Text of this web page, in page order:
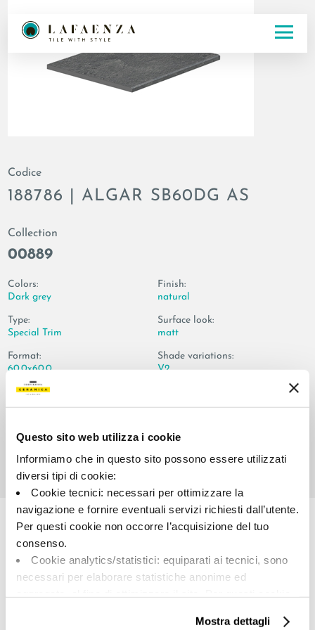
Questo sito web utilizza i cookie
Informiamo che in questo sito possono essere utilizzati
diversi tipi di cookie:
Cookie tecnici: necessari per ottimizzare la
navigazione e fornire eventuali servizi richiesti dall’utente.
Per questi cookie non occorre l’acquisizione del tuo
consenso.
Cookie analytics/statistici: equiparati ai tecnici, sono
necessari per elaborare statistiche anonime ed
Cookie di profilazione/marketing: sono utilizzati, solo
Mostra dettagli
Codice
188786 | ALGAR SB60DG AS
Collection
00889
Colors:
Dark grey
Type:
Special Trim
Format:
60.0x60.0
Finish:
natural
Surface look:
matt
Shade variations:
V2
PZ
Share: